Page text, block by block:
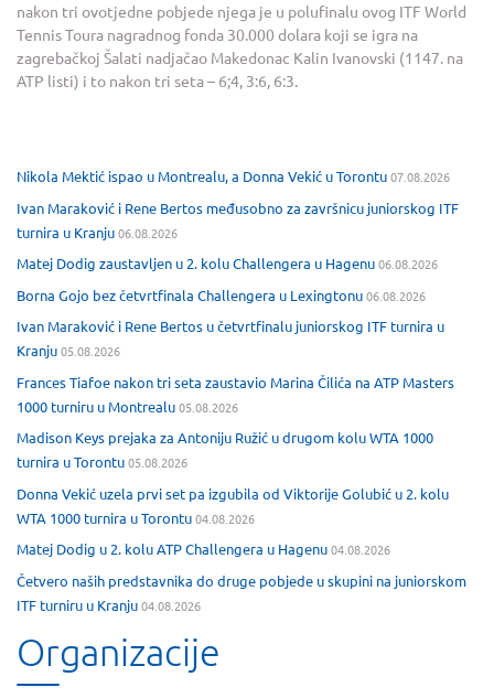
nakon tri ovotjedne pobjede njega je u polufinalu ovog ITF World
Tennis Toura nagradnog fonda 30.000 dolara koji se igra na
zagrebačkoj Šalati nadjačao Makedonac Kalin Ivanovski (1147. na
ATP listi) i to nakon tri seta – 6;4, 3:6, 6:3.
Nikola Mektić ispao u Montrealu, a Donna Vekić u Torontu07.08.2026
Ivan Maraković i Rene Bertos međusobno za završnicu juniorskog ITF
turnira u Kranju06.08.2026
Matej Dodig zaustavljen u 2. kolu Challengera u Hagenu06.08.2026
Borna Gojo bez četvrtfinala Challengera u Lexingtonu06.08.2026
Ivan Maraković i Rene Bertos u četvrtfinalu juniorskog ITF turnira u
Kranju05.08.2026
Frances Tiafoe nakon tri seta zaustavio Marina Čilića na ATP Masters
1000 turniru u Montrealu05.08.2026
Madison Keys prejaka za Antoniju Ružić u drugom kolu WTA 1000
turnira u Torontu05.08.2026
Donna Vekić uzela prvi set pa izgubila od Viktorije Golubić u 2. kolu
WTA 1000 turnira u Torontu04.08.2026
Matej Dodig u 2. kolu ATP Challengera u Hagenu04.08.2026
Četvero naših predstavnika do druge pobjede u skupini na juniorskom
ITF turniru u Kranju04.08.2026
Organizacije